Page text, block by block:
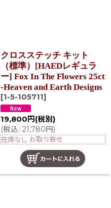
クロスステッチ キット
（標準）[HAEDレギュラ
ー] Fox In The Flowers 25ct
-Heaven and Earth Designs
[1-5-105711]
19,800 円 (税別)
(税込: 21,780円)
在庫なし お取り寄せ